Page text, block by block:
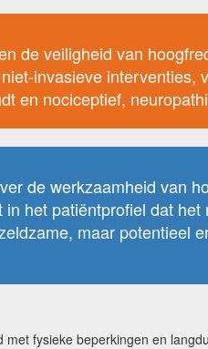
de veiligheid van
invasieve interventies,
en nociceptief,
de werkzaamheid van
het patiëntprofiel dat
maar potentieel
fysieke beperkingen en